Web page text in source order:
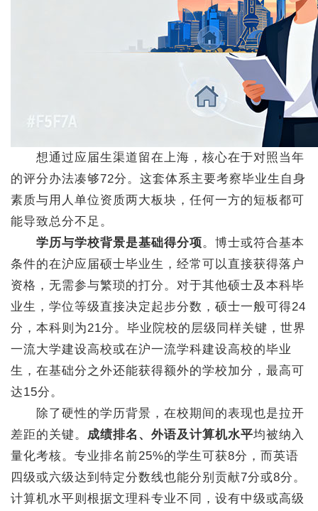
想通过应届生渠道留在上海，核心在于对照当年
的评分办法凑够72分。这套体系主要考察毕业生自身
素质与用人单位资质两大板块，任何一方的短板都可
能导致总分不足。
学历与学校背景是基础得分项。博士或符合基本
条件的在沪应届硕士毕业生，经常可以直接获得落户
资格，无需参与繁琐的打分。对于其他硕士及本科毕
业生，学位等级直接决定起步分数，硕士一般可得24
分，本科则为21分。毕业院校的层级同样关键，世界
一流大学建设高校或在沪一流学科建设高校的毕业
生，在基础分之外还能获得额外的学校加分，最高可
达15分。
除了硬性的学历背景，在校期间的表现也是拉开
差距的关键。 成绩排名、外语及计算机水平均被纳入
量化考核。专业排名前25%的学生可获8分，而英语
四级或六级达到特定分数线也能分别贡献7分或8分。
计算机水平则根据文理科专业不同，设有中级或高级